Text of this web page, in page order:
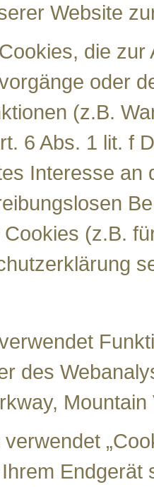
Website
die
oder
(z.B.
6 Abs. 1 lit. f
Interesse
(z.B.
des
Endgerät